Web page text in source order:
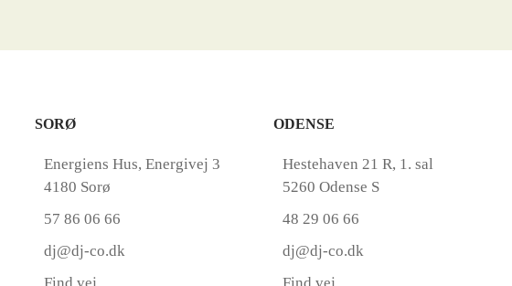
SORØ
Energiens Hus, Energivej 3
4180 Sorø
57 86 06 66
dj@dj-co.dk
ODENSE
Hestehaven 21 R, 1. sal
5260 Odense S
48 29 06 66
dj@dj-co.dk